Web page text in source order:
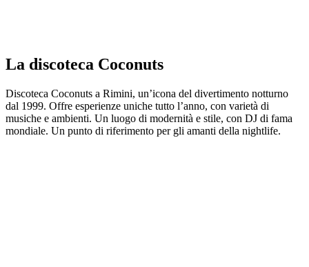
La discoteca Coconuts
Discoteca Coconuts a Rimini, un’icona del divertimento notturno
dal 1999. Offre esperienze uniche tutto l’anno, con varietà di
musiche e ambienti. Un luogo di modernità e stile, con DJ di fama
mondiale. Un punto di riferimento per gli amanti della nightlife.